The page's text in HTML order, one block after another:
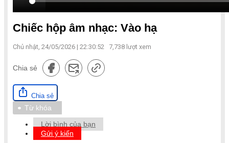
Chiếc hộp âm nhạc: Vào hạ
Chủ nhật, 24/05/2026 | 22:30:52 7,738 lượt xem
Chia sẻ
Chia sẻ
Từ khóa
Lời bình của bạn
Gửi ý kiến